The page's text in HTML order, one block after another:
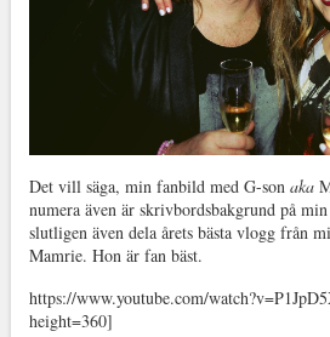
Det vill säga, min fanbild med G-son aka
numera även är skrivbordsbakgrund på
slutligen även dela årets bästa vlogg från
Mamrie. Hon är fan bäst.
https://www.youtube.com/
height=360]